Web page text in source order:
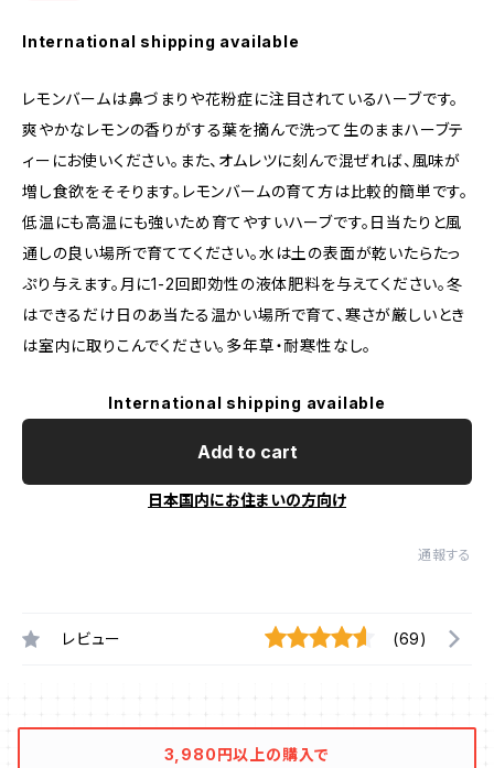
International shipping available
レモンバームは鼻づまりや花粉症に注目されているハーブです。
爽やかなレモンの香りがする葉を摘んで洗って生のままハーブテ
ィーにお使いください。また、オムレツに刻んで混ぜれば、風味が
増し食欲をそそります。レモンバームの育て方は比較的簡単です。
低温にも高温にも強いため育てやすいハーブです。日当たりと風
通しの良い場所で育ててください。水は土の表面が乾いたらたっ
ぷり与えます。月に1-2回即効性の液体肥料を与えてください。冬
はできるだけ日のあ当たる温かい場所で育て、寒さが厳しいとき
は室内に取りこんでください。多年草・耐寒性なし。
International shipping available
Add to cart
日本国内にお住まいの方向け
通報する
レビュー (69)
3,980円以上の購入で